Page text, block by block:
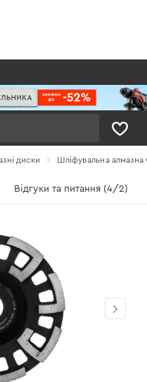
диски Шліфувальна алмазна
Відгуки та питання (4/2)